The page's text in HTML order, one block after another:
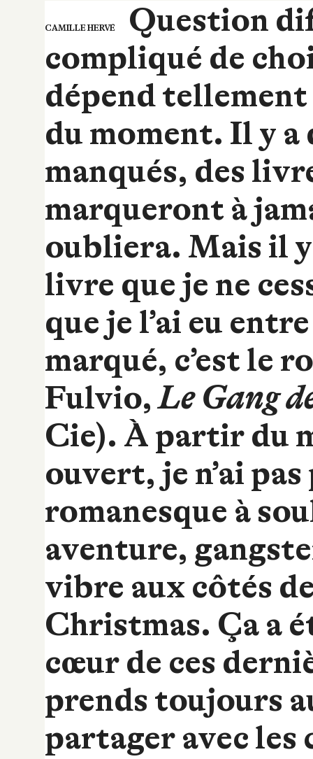
CAMILLE HERVÉ
Question
compliqué de
dépend
du moment. Il y a
manqués, des
marqueront à
oubliera. Mais il
livre que je ne
que je l’ai eu
marqué, c’est le
Fulvio,Le Gang
Cie). À partir du
ouvert, je n’ai pas
romanesque à
aventure,
vibre aux côtés
Christmas. Ça a
cœur de ces
prends toujours
partager avec les